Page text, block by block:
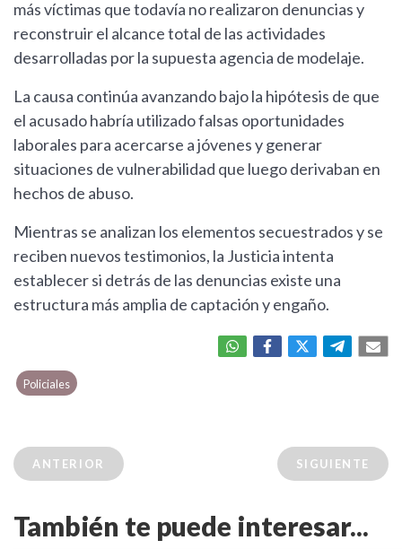
más víctimas que todavía no realizaron denuncias y
reconstruir el alcance total de las actividades
desarrolladas por la supuesta agencia de modelaje.
La causa continúa avanzando bajo la hipótesis de que
el acusado habría utilizado falsas oportunidades
laborales para acercarse a jóvenes y generar
situaciones de vulnerabilidad que luego derivaban en
hechos de abuso.
Mientras se analizan los elementos secuestrados y se
reciben nuevos testimonios, la Justicia intenta
establecer si detrás de las denuncias existe una
estructura más amplia de captación y engaño.
Policiales
ANTERIOR SIGUIENTE
También te puede interesar...